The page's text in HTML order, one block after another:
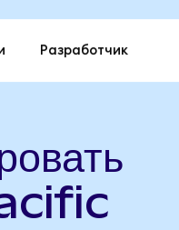
Разработчик